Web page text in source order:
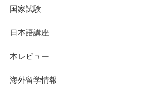
国家試験
日本語講座
本レビュー
海外留学情報